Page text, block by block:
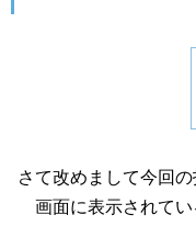
さて改めまして今回
画面に表示されて